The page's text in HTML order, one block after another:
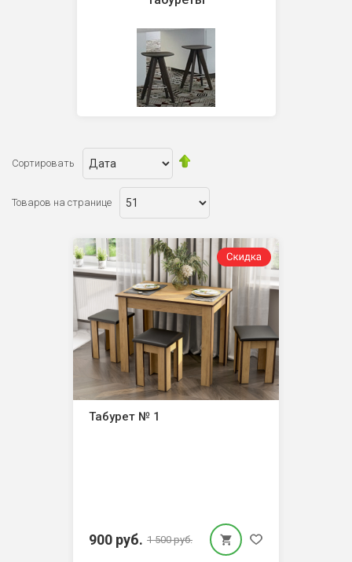
Сортировать
Товаров на странице
Табурет № 1
900 руб. 1 500 руб.